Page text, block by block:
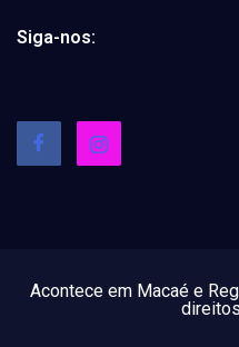
Siga-nos:
Acontece em Macaé e